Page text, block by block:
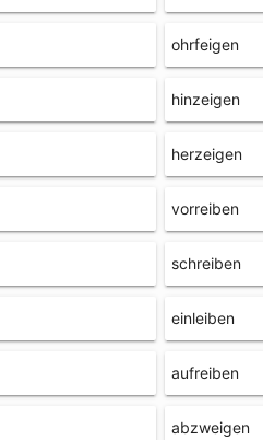
ohrfeigen
hinzeigen
herzeigen
vorreiben
schreiben
einleiben
aufreiben
abzweigen